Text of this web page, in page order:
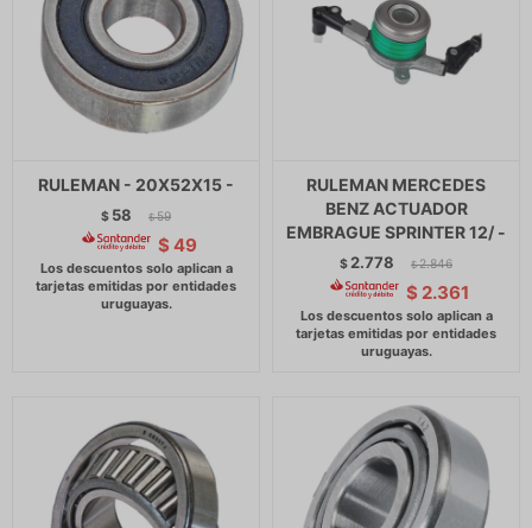
RULEMAN - 20X52X15 -
$ 58 $ 59
$ 49
RULEMAN MERCEDES
BENZ ACTUADOR
EMBRAGUE SPRINTER 12/ -
$ 2.778 $ 2.846
$ 2.361